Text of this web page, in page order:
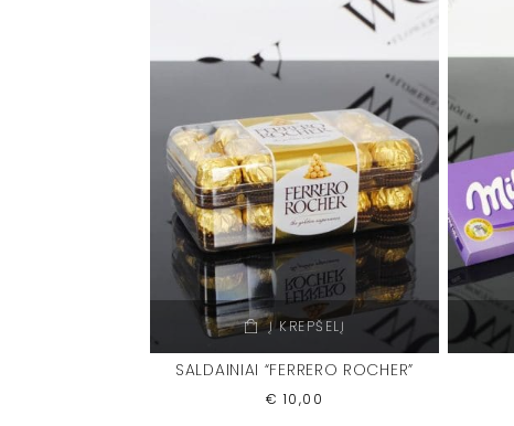
Į KREPŠELĮ
SALDAINIAI “FERRERO ROCHER”
€ 10,00